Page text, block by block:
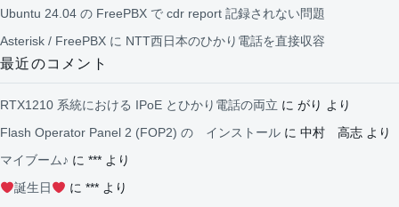
Ubuntu 24.04 の FreePBX で cdr report 記録されない問題
Asterisk / FreePBX に NTT西日本のひかり電話を直接収容
最近のコメント
RTX1210 系統における IPoE とひかり電話の両立 に がり より
Flash Operator Panel 2 (FOP2) の インストール に 中村 高志 より
マイブーム♪ に *** より
誕生日
に ***より